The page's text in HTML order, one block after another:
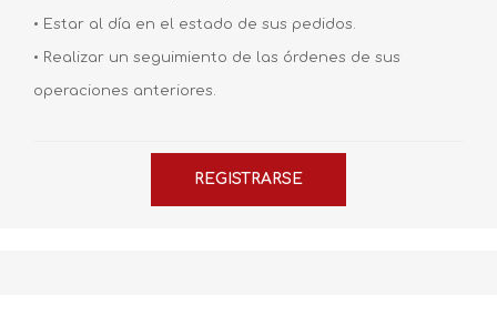
• Estar al día en el estado de sus pedidos.
• Realizar un seguimiento de las órdenes de sus
operaciones anteriores.